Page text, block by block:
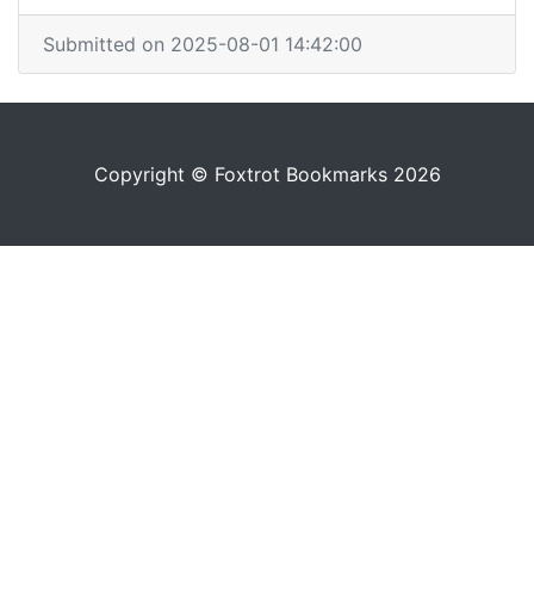
Submitted on 2025-08-01 14:42:00
Copyright © Foxtrot Bookmarks 2026